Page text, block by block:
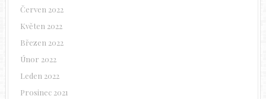
Červen 2022
Květen 2022
Březen 2022
Únor 2022
Leden 2022
Prosinec 2021